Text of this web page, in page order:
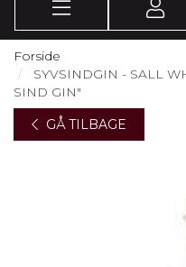
Forside
SYVSINDGIN - SALL
SIND GIN"
GÅ TILBAGE